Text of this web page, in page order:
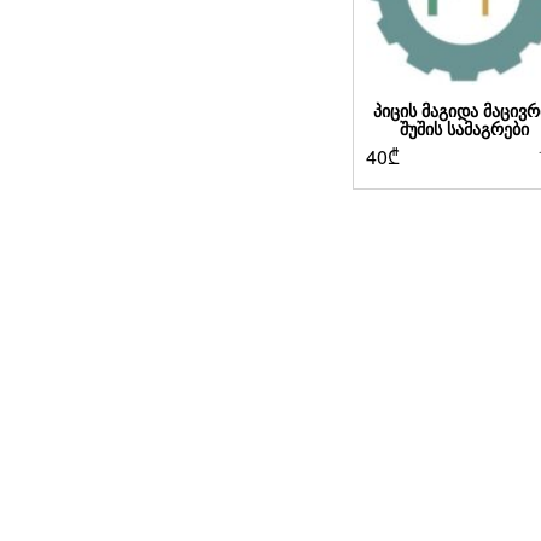
ᲞᲘᲪᲘᲡ ᲛᲐᲒᲘᲓᲐ
ᲨᲣᲨᲘᲡ ᲡᲐᲛᲐᲒᲠᲔᲑᲘ
40₾